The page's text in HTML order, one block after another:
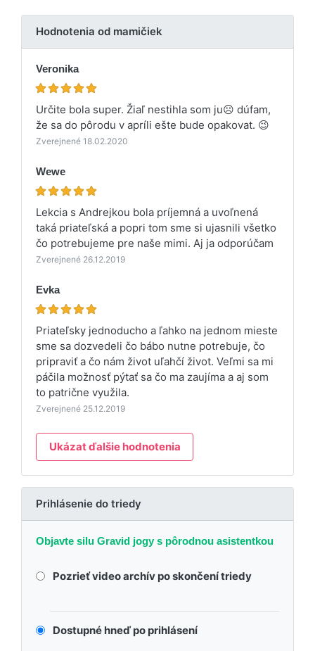
Hodnotenia od mamičiek
Veronika
Určite bola super. Žiaľ nestihla som ju☹️ dúfam,
že sa do pôrodu v apríli ešte bude opakovat. 😉
Zverejnené 18.02.2020
Wewe
Lekcia s Andrejkou bola príjemná a uvoľnená
taká priateľská a popri tom sme si ujasnili všetko
čo potrebujeme pre naše mimi. Aj ja odporúčam
Zverejnené 26.12.2019
Evka
Priateľsky jednoducho a ľahko na jednom mieste
sme sa dozvedeli čo bábo nutne potrebuje, čo
pripraviť a čo nám život uľahčí život. Veľmi sa mi
páčila možnosť pýtať sa čo ma zaujíma a aj som
to patrične využila.
Zverejnené 25.12.2019
Ukázat ďalšie hodnotenia
Prihlásenie do triedy
Objavte silu Gravid jogy s pôrodnou asistentkou
Pozrieť video archív po skončení triedy
Dostupné hneď po prihlásení